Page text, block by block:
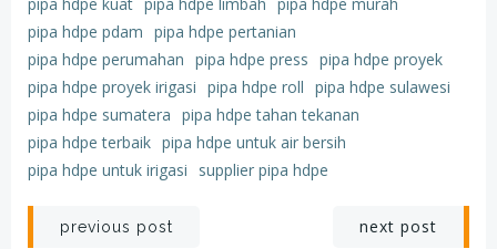
pipa hdpe pdam pipa hdpe pertanian
pipa hdpe perumahan pipa hdpe press pipa hdpe proyek
pipa hdpe proyek irigasi pipa hdpe roll pipa hdpe sulawesi
pipa hdpe sumatera pipa hdpe tahan tekanan
pipa hdpe terbaik pipa hdpe untuk air bersih
pipa hdpe untuk irigasi
supplier pipa hdpe
Post
previous post next post